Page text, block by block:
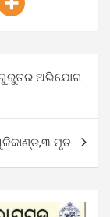
ଗୁରୁତର ଅଭିଯୋଗ
ମୃତ